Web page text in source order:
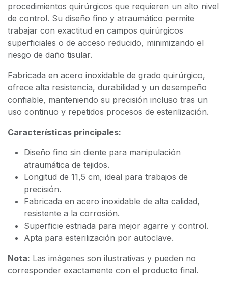
procedimientos quirúrgicos que requieren un alto nivel
de control. Su diseño fino y atraumático permite
trabajar con exactitud en campos quirúrgicos
superficiales o de acceso reducido, minimizando el
riesgo de daño tisular.
Fabricada en acero inoxidable de grado quirúrgico,
ofrece alta resistencia, durabilidad y un desempeño
confiable, manteniendo su precisión incluso tras un
uso continuo y repetidos procesos de esterilización.
Características principales:
Diseño fino sin diente para manipulación
atraumática de tejidos.
Longitud de 11,5 cm, ideal para trabajos de
precisión.
Fabricada en acero inoxidable de alta calidad,
resistente a la corrosión.
Superficie estriada para mejor agarre y control.
Apta para esterilización por autoclave.
Nota: Las imágenes son ilustrativas y pueden no
corresponder exactamente con el producto final.